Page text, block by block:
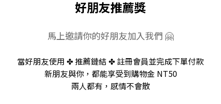
好朋友推薦獎
馬上邀請你的好朋友加入我們 🤗
當好朋友使用 ✤ 推薦鏈結 ✤ 註冊會員並完成下單付款
新朋友與你，都能享受到購物金 NT50
兩人都有，感情不會散